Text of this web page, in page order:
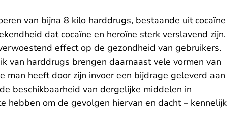
van bijna 8 kilo harddrugs, bestaande uit cocaïne
dat cocaïne en heroïne sterk verslavend zijn.
effect op de gezondheid van gebruikers.
van harddrugs brengen daarnaast vele vormen van
man heeft door zijn invoer een bijdrage geleverd aan
beschikbaarheid van dergelijke middelen in
hebben om de gevolgen hiervan en dacht – kennelijk